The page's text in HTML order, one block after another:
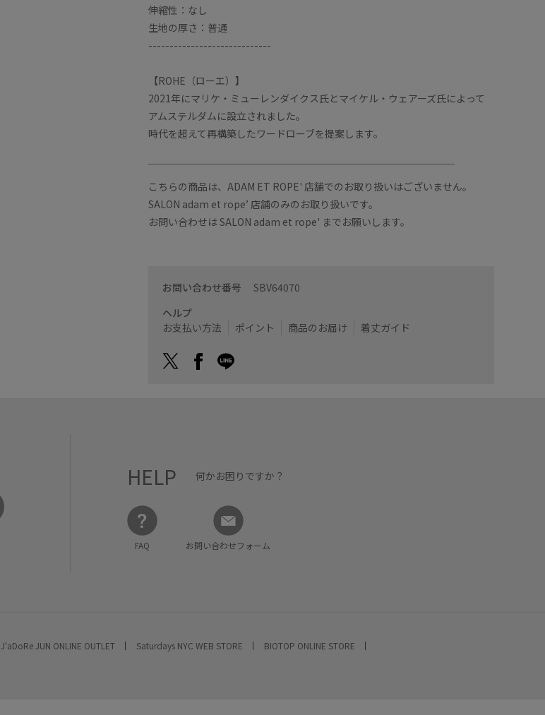
伸縮性：なし
生地の厚さ：普通
-----------------------------
【ROHE（ローエ）】
2021年にマリケ・ミューレンダイクス氏とマイケル・ウェアーズ氏によって
アムステルダムに設立されました。
時代を超えて再構築したワードローブを提案します。
￣￣￣￣￣￣￣￣￣￣￣￣￣￣￣￣￣￣￣￣￣￣￣￣￣￣￣￣￣￣￣
こちらの商品は、ADAM ET ROPE' 店舗でのお取り扱いはございません。
SALON adam et rope’ 店舗のみのお取り扱いです。
お問い合わせは SALON adam et rope' までお願いします。
お問い合わせ番号 SBV64070
ヘルプ
お支払い方法
ポイント 商品のお届け 着丈ガイド
HELP 何かお困りですか？
FAQ お問い合わせフォーム
J'aDoRe JUN ONLINE OUTLET Saturdays NYC WEB STORE
BIOTOP ONLINE STORE